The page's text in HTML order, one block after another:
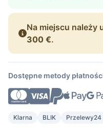
Na miejscu należy
300 €.
Dostępne metody
Klarna BLIK Przelewy24